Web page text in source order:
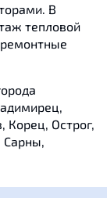
В
тепловой
Корец, Острог,